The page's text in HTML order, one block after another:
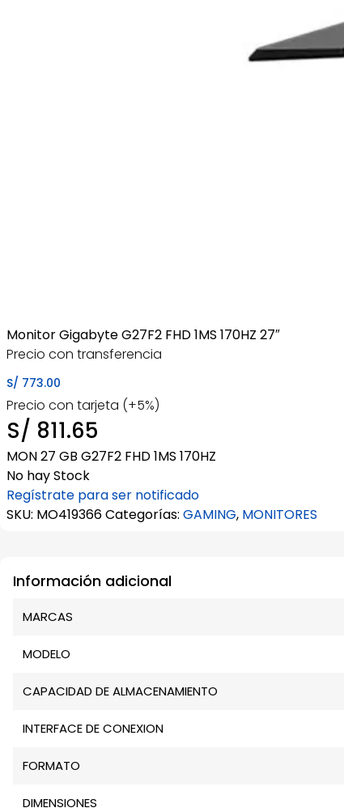
Monitor Gigabyte G27F2 FHD 1MS 170HZ 27″
Precio con transferencia
S/ 773.00
Precio con tarjeta (+5%)
S/ 811.65
MON 27 GB G27F2 FHD 1MS 170HZ
No hay Stock
Regístrate para ser notificado
SKU: MO419366Categorías: GAMING, MONITORES
Información adicional
MARCAS
MODELO
CAPACIDAD DE ALMACENAMIENTO
INTERFACE DE CONEXION
FORMATO
DIMENSIONES